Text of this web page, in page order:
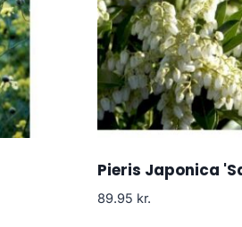
Pieris Japonica
89.95 kr.